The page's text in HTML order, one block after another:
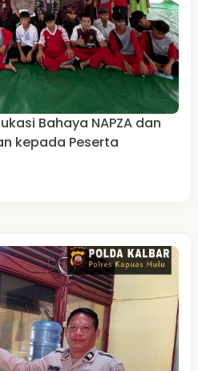
Bahaya NAPZA dan
kepada Peserta